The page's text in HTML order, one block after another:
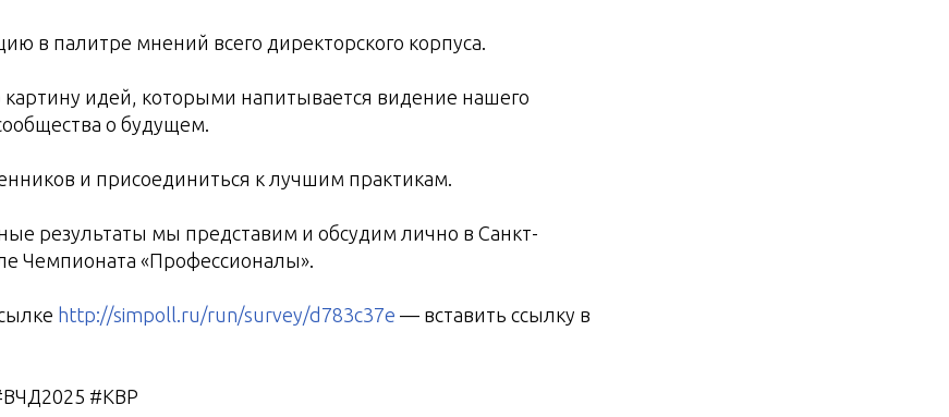
в палитре мнений всего директорского корпуса.
картину идей, которыми напитывается видение нашего
о будущем.
и присоединиться к лучшим практикам.
результаты мы представим и обсудим лично в Санкт-
Чемпионата «Профессионалы».
http://simpoll.ru/run/survey/d783c37e — вставить ссылку в
#КВР